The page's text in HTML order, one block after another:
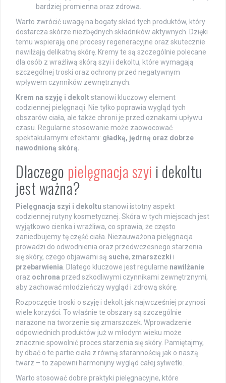
bardziej promienna oraz zdrowa.
Warto zwrócić uwagę na bogaty skład tych produktów, który
dostarcza skórze niezbędnych składników aktywnych. Dzięki
temu wspierają one procesy regeneracyjne oraz skutecznie
nawilżają delikatną skórę. Kremy te są szczególnie polecane
dla osób z wrażliwą skórą szyi i dekoltu, które wymagają
szczególnej troski oraz ochrony przed negatywnym
wpływem czynników zewnętrznych.
Krem na szyję i dekoltstanowi kluczowy element
codziennej pielęgnacji. Nie tylko poprawia wygląd tych
obszarów ciała, ale także chroni je przed oznakami upływu
czasu. Regularne stosowanie może zaowocować
spektakularnymi efektami: gładką, jędrną oraz dobrze
nawodnioną skórą.
Dlaczego pielęgnacja szyi i dekoltu
jest ważna?
Pielęgnacja szyi i dekoltu stanowi istotny aspekt
codziennej rutyny kosmetycznej. Skóra w tych miejscach jest
wyjątkowo cienka i wrażliwa, co sprawia, że często
zaniedbujemy tę część ciała. Niezauważona pielęgnacja
prowadzi do odwodnienia oraz przedwczesnego starzenia
się skóry, czego objawami są suche, zmarszczki i
przebarwienia . Dlatego kluczowe jest regularne nawilżanie
oraz ochrona przed szkodliwymi czynnikami zewnętrznymi,
aby zachować młodzieńczy wygląd i zdrową skórę.
Rozpoczęcie troski o szyję i dekolt jak najwcześniej przynosi
wiele korzyści. To właśnie te obszary są szczególnie
narażone na tworzenie się zmarszczek. Wprowadzenie
odpowiednich produktów już w młodym wieku może
znacznie spowolnić proces starzenia się skóry. Pamiętajmy,
by dbać o te partie ciała z równą starannością jak o naszą
twarz – to zapewni harmonijny wygląd całej sylwetki.
Warto stosować dobre praktyki pielęgnacyjne, które